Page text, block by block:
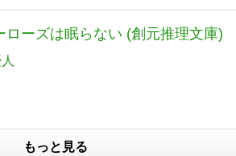
ローズは眠らない (創元推理文庫)
もっと見る